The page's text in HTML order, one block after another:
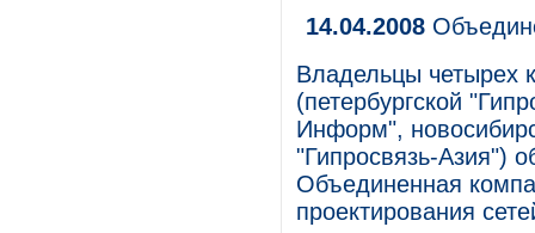
14.04.2008
Владельцы четырех
(петербургской
Информ",
"Гипросвязь-Азия")
Объединенная
проектирования